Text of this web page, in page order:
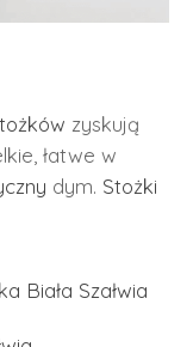
zyskują
łatwe w
dym. Stożki
Biała Szałwia